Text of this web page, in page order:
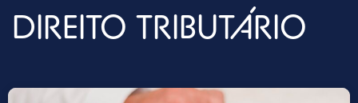
DIREITO TRIBUTÁRIO